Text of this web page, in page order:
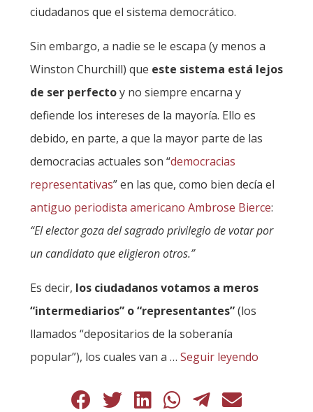
ciudadanos que el sistema democrático.
Sin embargo, a nadie se le escapa (y menos a
Winston Churchill) que este sistema está lejos
de ser perfectoy no siempre encarna y
defiende los intereses de la mayoría. Ello es
debido, en parte, a que la mayor parte de las
democracias actuales son “democracias
representativas” en las que, como bien decía el
antiguo periodista americano Ambrose Bierce:
“El elector goza del sagrado privilegio de votar por
un candidato que eligieron otros.”
Es decir, los ciudadanos votamos a meros
“intermediarios” o “representantes”(los
llamados “depositarios de la soberanía
popular”), los cuales van a … Seguir leyendo